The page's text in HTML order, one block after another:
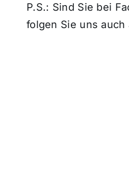
P.S.: Sind Sie bei
folgen Sie uns auch